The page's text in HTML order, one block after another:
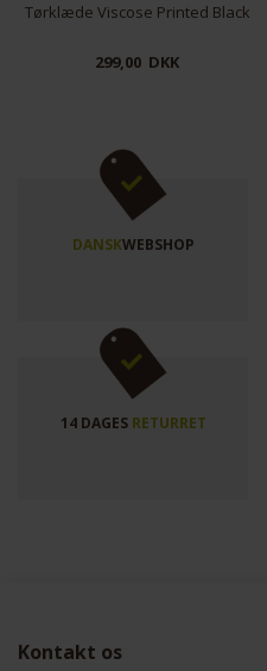
Taupe Fine Cotton Tørklæde
399,00 DKK
DANSKWEBSHOP
14 DAGES RETURRET
Kontakt os